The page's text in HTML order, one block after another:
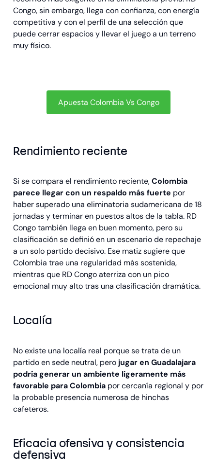
Congo, sin embargo, llega con confianza, con energía
competitiva y con el perfil de una selección que
puede cerrar espacios y llevar el juego a un terreno
muy físico.
Apuesta Colombia Vs Congo
Rendimiento reciente
Si se compara el rendimiento reciente,Colombia
parece llegar con un respaldo más fuerte por
haber superado una eliminatoria sudamericana de 18
jornadas y terminar en puestos altos de la tabla. RD
Congo también llega en buen momento, pero su
clasificación se definió en un escenario de repechaje
a un solo partido decisivo. Ese matiz sugiere que
Colombia trae una regularidad más sostenida,
mientras que RD Congo aterriza con un pico
emocional muy alto tras una clasificación dramática.
Localía
No existe una localía real porque se trata de un
partido en sede neutral, pero jugar en Guadalajara
podría generar un ambiente ligeramente más
favorable para Colombia por cercanía regional y por
la probable presencia numerosa de hinchas
cafeteros.
Eficacia ofensiva y consistencia
defensiva